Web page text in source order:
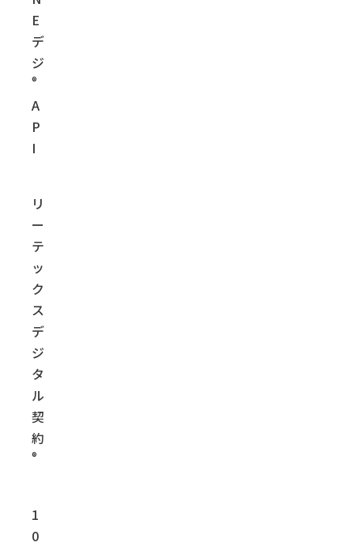
E
デ
ジ
®
A
P
I
リ
ー
テ
ッ
ク
ス
デ
ジ
タ
ル
契
約
®
1
0